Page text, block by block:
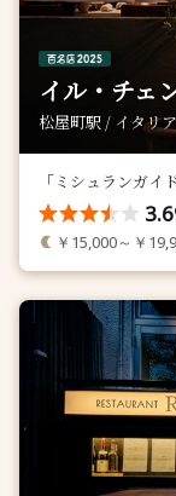
イル・チェ
松屋町駅 / イタリ
「ミシュランガイ
￥15,000～￥